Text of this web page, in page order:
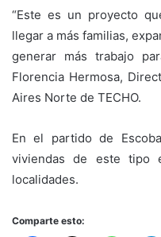
“Este es un proyecto
llegar a más familias,
generar más trabajo
Florencia Hermosa,
Aires Norte de TECHO.
En el partido de
viviendas de este tipo
localidades.
Comparte esto: